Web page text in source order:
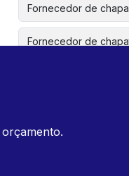
Fornecedor de
Fornecedor de